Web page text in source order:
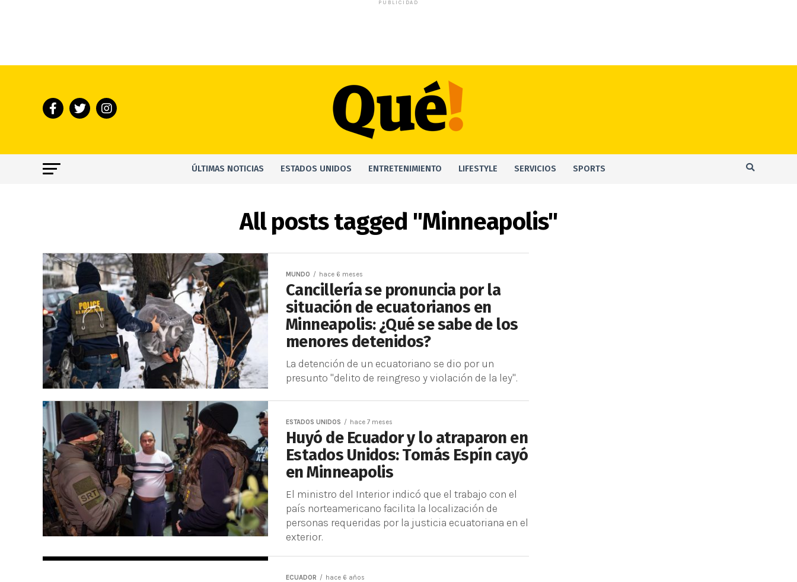
PUBLICIDAD
ÚLTIMAS NOTICIAS ESTADOS UNIDOS ENTRETENIMIENTO LIFESTYLE SERVICIOS SPORTS
All posts tagged "Minneapolis"
MUNDO hace 6 meses
Cancillería se pronuncia por la
situación de ecuatorianos en
Minneapolis: ¿Qué se sabe de los
menores detenidos?
La detención de un ecuatoriano se dio por un
presunto "delito de reingreso y violación de la ley".
ESTADOS UNIDOS hace 7 meses
Huyó de Ecuador y lo atraparon en
Estados Unidos: Tomás Espín cayó
en Minneapolis
El ministro del Interior indicó que el trabajo con el
país norteamericano facilita la localización de
personas requeridas por la justicia ecuatoriana en el
exterior.
ECUADOR hace 6 años